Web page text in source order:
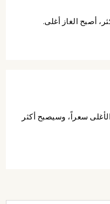
أصبح الغاز أغلى.
سعراً، وسيصبح أكثر